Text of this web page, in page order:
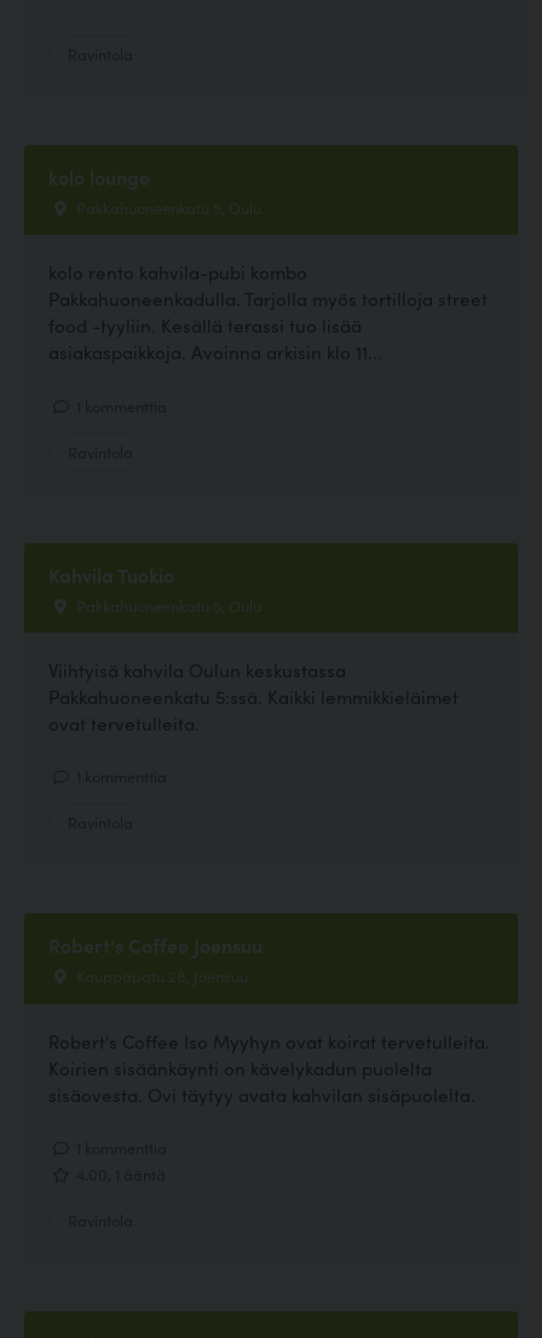
kolo lounge
Pakkahuoneenkatu 5, Oulu
kolo rento kahvila-pubi kombo
Pakkahuoneenkadulla. Tarjolla myös tortilloja street
food -tyyliin. Kesällä terassi tuo lisää
asiakaspaikkoja. Avoinna arkisin klo 11...
Kahvila Tuokio
Pakkahuoneenkatu 5, Oulu
Viihtyisä kahvila Oulun keskustassa
Pakkahuoneenkatu 5:ssä. Kaikki lemmikkieläimet
ovat tervetulleita.
Robert's Coffee Joensuu
Kauppapatu 28, Joensuu
Robert's Coffee Iso Myyhyn ovat koirat tervetulleita.
Koirien sisäänkäynti on kävelykadun puolelta
sisäovesta. Ovi täytyy avata kahvilan sisäpuolelta.